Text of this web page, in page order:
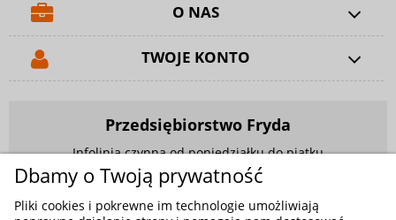
O NAS
TWOJE KONTO
Przedsiębiorstwo Fryda
Infolinia czynna od poniedziałku do piątku
w godzinach 9.00 - 17.00
881 703 704
Dbamy o Twoją prywatność
Pliki cookies i pokrewne im technologie umożliwiają